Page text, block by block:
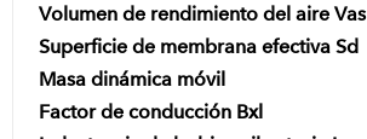
Volumen de rendimiento del aire Vas
Superficie de membrana efectiva Sd
Masa dinámica móvil
Factor de conducción Bxl